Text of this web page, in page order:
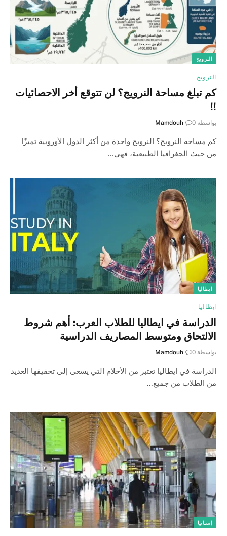
النرويج
النرويج
كم تبلغ مساحة النرويج؟ لن تتوقع أخر الاحصائيات
!!
بواسطة Mamdouh 0
كم مساحه النرويج؟ النرويج واحدة من أكثر الدول الأوروبية تميزًا
من حيث الجغرافيا الطبيعية، فهي…
ايطاليا
ايطاليا
الدراسة في ايطاليا للطلاب العرب: أهم شروط
الالتحاق ومتوسط المصاريف الدراسية
بواسطة Mamdouh 0
الدراسة في ايطاليا تعتبر من الأحلام التي يسعى إلى تحقيقها العديد
من الطلاب من جميع…
إسبانيا